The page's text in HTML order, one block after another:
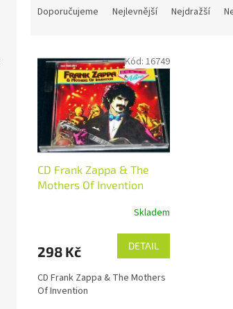
n
Doporučujeme Nejlevnější Nejdražší
V
CD Frank Zappa & The
Mothers Of Invention
Skladem
298 Kč DETAIL
CD Frank Zappa & The Mothers
Of Invention
Kód: 16749